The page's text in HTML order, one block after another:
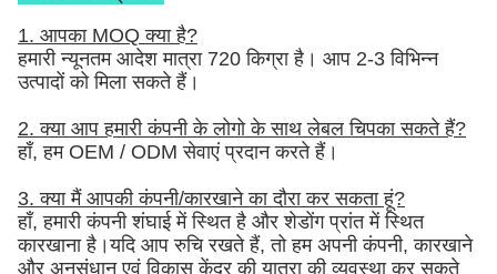
1. आपका MOQ क्या है?
हमारी न्यूनतम आदेश मात्रा 720 किग्रा है। आप 2-3 विभिन्न
उत्पादों को मिला सकते हैं।
2. क्या आप हमारी कंपनी के लोगो के साथ लेबल चिपका सकते हैं?
हाँ, हम OEM / ODM सेवाएं प्रदान करते हैं।
3. क्या मैं आपकी कंपनी/कारखाने का दौरा कर सकता हूं?
हाँ, हमारी कंपनी शंघाई में स्थित है और शेडोंग प्रांत में स्थित
कारखाना है।यदि आप रुचि रखते हैं, तो हम अपनी कंपनी, कारखाने
और अनुसंधान एवं विकास केंद्र की यात्रा की व्यवस्था कर सकते